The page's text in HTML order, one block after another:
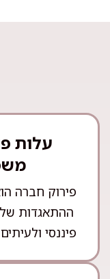
עלות
פירוק חברה
ההתאגדות
פיננסי